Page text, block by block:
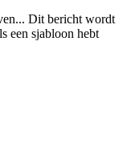
Dit bericht wordt
een sjabloon hebt